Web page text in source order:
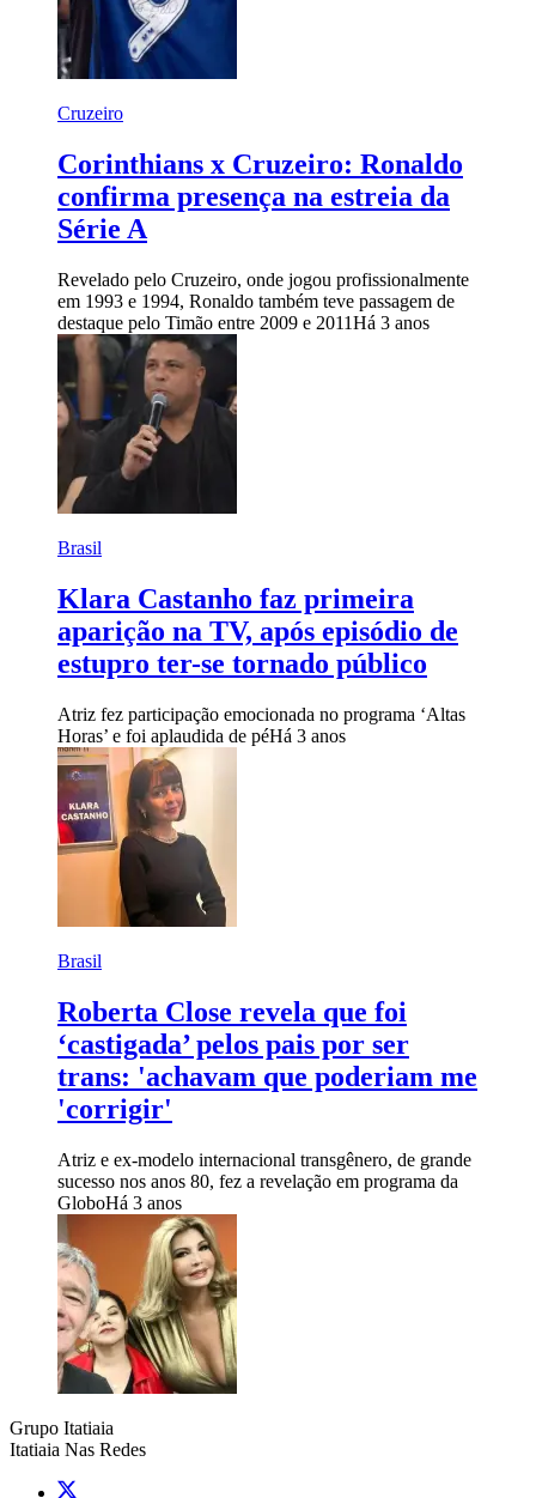
Cruzeiro
Corinthians x Cruzeiro: Ronaldo
confirma presença na estreia da
Série A
Revelado pelo Cruzeiro, onde jogou profissionalmente
em 1993 e 1994, Ronaldo também teve passagem de
destaque pelo Timão entre 2009 e 2011Há 3 anos
Brasil
Klara Castanho faz primeira
aparição na TV, após episódio de
estupro ter-se tornado público
Atriz fez participação emocionada no programa ‘Altas
Horas’ e foi aplaudida de péHá 3 anos
Brasil
Roberta Close revela que foi
‘castigada’ pelos pais por ser
trans: 'achavam que poderiam me
'corrigir'
Atriz e ex-modelo internacional transgênero, de grande
sucesso nos anos 80, fez a revelação em programa da
GloboHá 3 anos
Grupo Itatiaia
Itatiaia Nas Redes